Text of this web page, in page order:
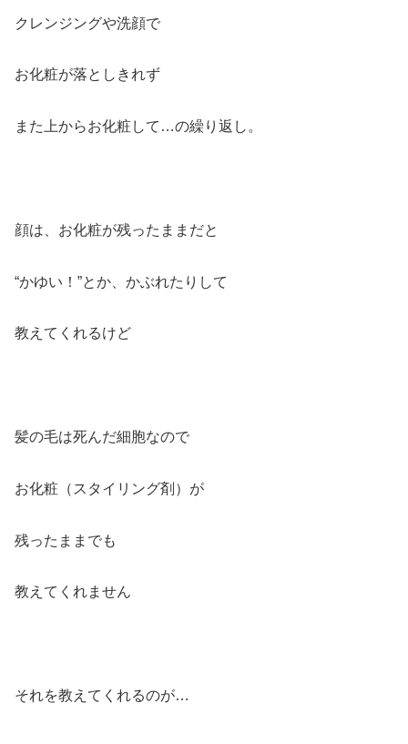
クレンジングや洗顔で
お化粧が落としきれず
また上からお化粧して…の繰り返し。
顔は、お化粧が残ったままだと
“かゆい！”とか、かぶれたりして
教えてくれるけど
髪の毛は死んだ細胞なので
お化粧（スタイリング剤）が
残ったままでも
教えてくれません
それを教えてくれるのが…